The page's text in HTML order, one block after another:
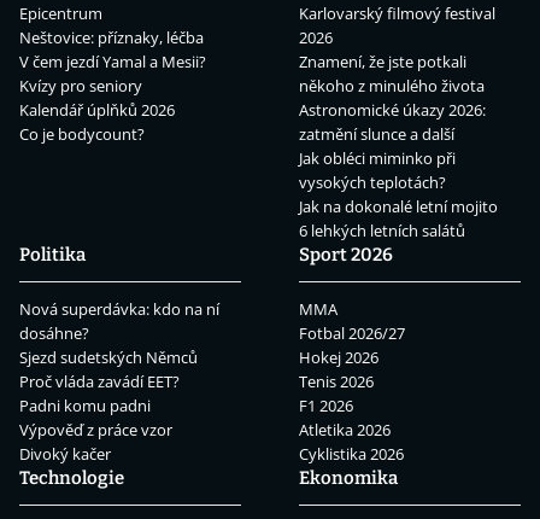
Epicentrum
Neštovice: příznaky, léčba
V čem jezdí Yamal a Mesii?
Kvízy pro seniory
Kalendář úplňků 2026
Co je bodycount?
Karlovarský filmový festival
2026
Znamení, že jste potkali
někoho z minulého života
Astronomické úkazy 2026:
zatmění slunce a další
Jak obléci miminko při
vysokých teplotách?
Jak na dokonalé letní mojito
6 lehkých letních salátů
Politika
Nová superdávka: kdo na ní
dosáhne?
Sjezd sudetských Němců
Proč vláda zavádí EET?
Padni komu padni
Výpověď z práce vzor
Divoký kačer
Sport 2026
MMA
Fotbal 2026/27
Hokej 2026
Tenis 2026
F1 2026
Atletika 2026
Cyklistika 2026
Technologie
Ekonomika